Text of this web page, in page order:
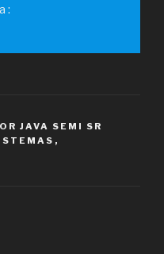
:
JAVA SEMI SR
,